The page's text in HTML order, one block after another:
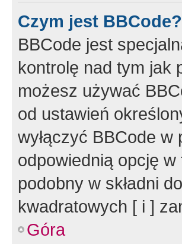
Czym jest BBCode?
BBCode jest
kontrolę nad tym jak
możesz używać
od ustawień
wyłączyć BBCode
odpowiednią opcję
podobny w składni
kwadratowych [ i ]
Góra